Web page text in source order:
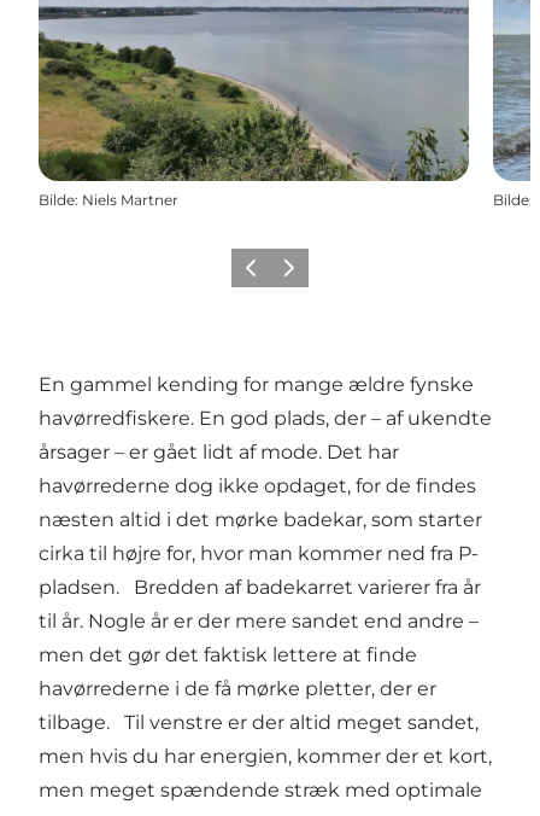
Bilde: Niels Martner Bilde:
ForrigeNeste
En gammel kending for mange ældre fynske
havørredfiskere. En god plads, der – af ukendte
årsager – er gået lidt af mode. Det har
havørrederne dog ikke opdaget, for de findes
næsten altid i det mørke badekar, som starter
cirka til højre for, hvor man kommer ned fra P-
pladsen. Bredden af badekarret varierer fra år
til år. Nogle år er der mere sandet end andre –
men det gør det faktisk lettere at finde
havørrederne i de få mørke pletter, der er
tilbage. Til venstre er der altid meget sandet,
men hvis du har energien, kommer der et kort,
men meget spændende stræk med optimale